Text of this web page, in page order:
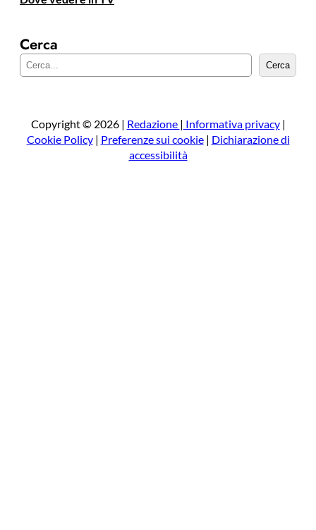
Cerca
e
a
Cerca
Copyright © 2026 | Redazione | Informativa privacy|
Cookie Policy| Preferenze sui cookie| Dichiarazione di
accessibilità